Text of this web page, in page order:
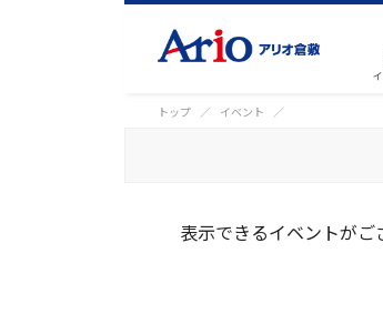
トップ イベント
表示できるイベントがご